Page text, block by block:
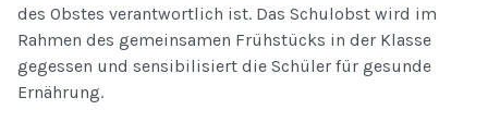
des Obstes verantwortlich ist. Das Schulobst wird im
Rahmen des gemeinsamen Frühstücks in der Klasse
gegessen und sensibilisiert die Schüler für gesunde
Ernährung.